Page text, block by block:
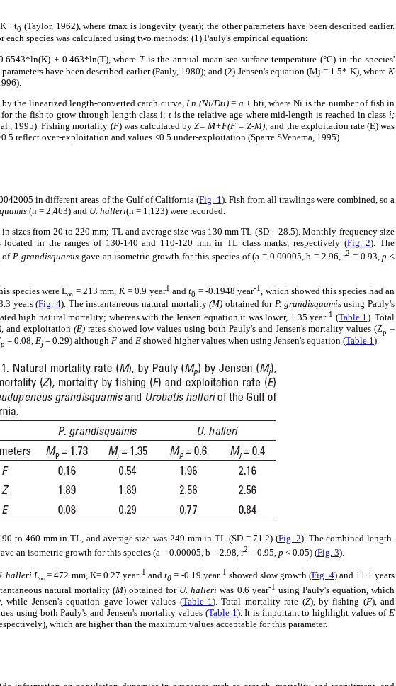
t0 (Taylor, 1962), wheretmax is longevity (year); the other parameters have been described earlier.
each species was calculated using two methods: (1) Pauly's empirical equation:
+ 0.463*ln(T), where Tis the annual mean sea surface temperature (°C) in the species'
have been described earlier (Pauly, 1980); and (2) Jensen's equation (Mj = 1.5* K), whereK
by the linearized length-converted catch curve,Ln (Ni/Dti)= a + bti, where Ni is the number of fish in
the fish to grow through length class i; tis the relative age where mid-length is reached in class i;
1995). Fishing mortality (F) was calculated by Z= M+F(F = Z-M); and the exploitation rate (E) was
reflect over-exploitation and values <0.5 under-exploitation (Sparre SVenema, 1995).
in different areas of the Gulf of California (Fig. 1 ). Fish from all trawlings were combined, so a
(n = 2,463) and U. halleri(n = 1,123) were recorded.
in sizes from 20 to 220 mm; TL and average size was 130 mm TL (SD = 28.5). Monthly frequency size
in the ranges of 130-140 and 110-120 mm in TL class marks, respectively (Fig. 2). The
ofP. grandisquamis gave an isometric growth for this species of (a = 0.00005, b = 2.96, r2 = 0.93,p <
species were L∞ = 213 mm, K= 0.9 year1 andt0 = -0.1948 year-1
, which showed this species had an
years (Fig. 4). The instantaneous natural mortality(M) obtained for P. grandisquamisusing Pauly's
high natural mortality; whereas with the Jensen equation it was lower, 1.35 year-1 (Table 1 ). Total
and exploitation (E)rates showed low values using both Pauly's and Jensen's mortality values (Zp =
p = 0.08, Ej = 0.29) although F and E showed higher values when using Jensen's equation (Table 1).
to 460 mm in TL, and average size was 249 mm in TL (SD = 71.2) (Fig. 2). The combined length-
an isometric growth for this species (a = 0.00005, b = 2.98, r2 = 0.95, p < 0.05) (Fig. 3).
halleri L∞ = 472 mm, K= 0.27 year-1 andt0 = -0.19 year-1 showed slow growth (Fig. 4) and 11.1 years
natural mortality (M) obtained for U. halleri was 0.6 year-1 using Pauly's equation, which
while Jensen's equation gave lower values (Table 1). Total mortality rate (Z), by fishing (F), and
using both Pauly's and Jensen's mortality values (Table 1). It is important to highlight values ofE
which are higher than the maximum values acceptable for this parameter.